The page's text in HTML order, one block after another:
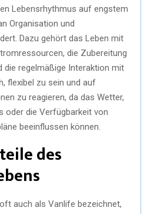
Lebensrhythmus auf engstem
Organisation und
Dazu gehört das Leben mit
die Zubereitung
die regelmäßige Interaktion mit
flexibel zu sein und auf
zu reagieren, da das Wetter,
oder die Verfügbarkeit von
beeinflussen können.
des
auch als Vanlife bezeichnet,